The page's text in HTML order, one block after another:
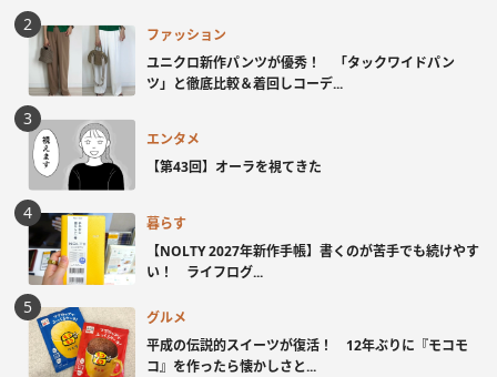
ファッション
ユニクロ新作パンツが優秀！ 「タックワイドパン
ツ」と徹底比較＆着回しコーデ...
エンタメ
【第43回】オーラを視てきた
暮らす
【NOLTY 2027年新作手帳】書くのが苦手でも続けやす
い！ ライフログ...
グルメ
平成の伝説的スイーツが復活！ 12年ぶりに『モコモ
コ』を作ったら懐かしさと...